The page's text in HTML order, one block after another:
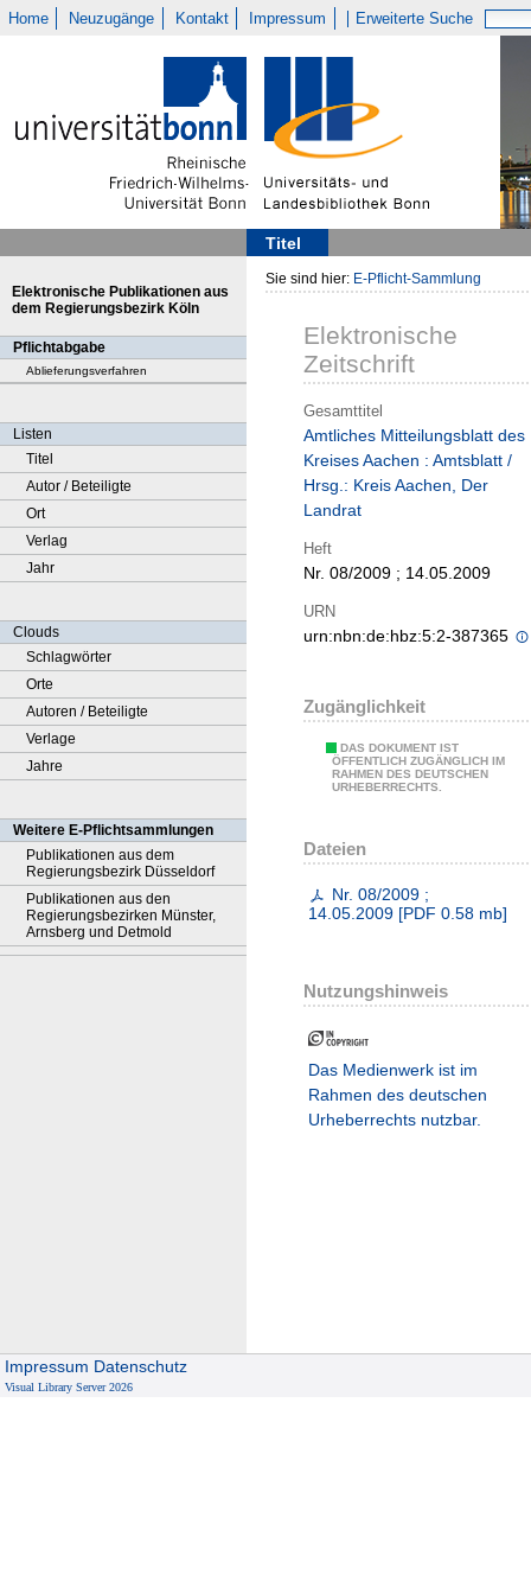
Home Neuzugänge Kontakt Impressum Erweiterte Suche
Titel
Elektronische Publikationen aus
dem Regierungsbezirk Köln
Pflichtabgabe
Ablieferungsverfahren
Listen
Titel
Autor / Beteiligte
Ort
Verlag
Jahr
Clouds
Schlagwörter
Orte
Autoren / Beteiligte
Verlage
Jahre
Weitere E-Pflichtsammlungen
Publikationen aus dem
Regierungsbezirk Düsseldorf
Publikationen aus den
Regierungsbezirken Münster,
Arnsberg und Detmold
Sie sind hier: E-Pflicht-Sammlung
Elektronische
Zeitschrift
Gesamttitel
Amtliches Mitteilungsblatt des
Kreises Aachen : Amtsblatt /
Hrsg.: Kreis Aachen, Der
Landrat
Heft
Nr. 08/2009 ; 14.05.2009
URN
urn:nbn:de:hbz:5:2-387365
Zugänglichkeit
DAS DOKUMENT IST
ÖFFENTLICH ZUGÄNGLICH IM
RAHMEN DES DEUTSCHEN
URHEBERRECHTS.
Dateien
Nr. 08/2009 ;
14.05.2009 [PDF 0.58 mb]
Nutzungshinweis
Das Medienwerk ist im
Rahmen des deutschen
Urheberrechts nutzbar.
Impressum Datenschutz
Visual Library Server 2026